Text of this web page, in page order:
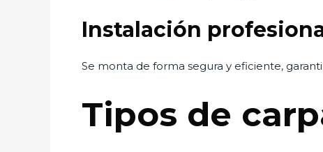
Instalación
Se monta de forma segura y eficiente,
Tipos de